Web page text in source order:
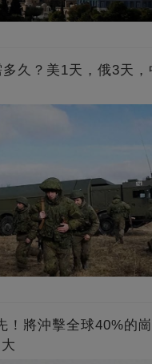
久？美1天，俄3天，
！將沖擊全球40%的崗